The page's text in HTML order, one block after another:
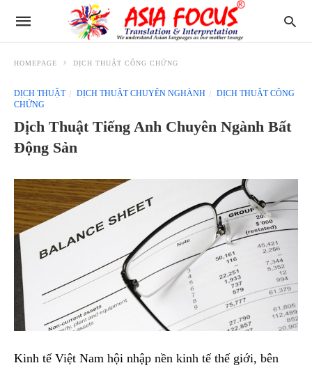
HOMEPAGE DỊCH THUẬT CÔNG CHỨNG
DỊCH THUẬT DỊCH THUẬT CHUYÊN NGHÀNH
DỊCH THUẬT CÔNG
CHỨNG
Dịch Thuật Tiếng Anh Chuyên Ngành Bất
Động Sản
Kinh tế Việt Nam hội nhập nền kinh tế thế giới, bên